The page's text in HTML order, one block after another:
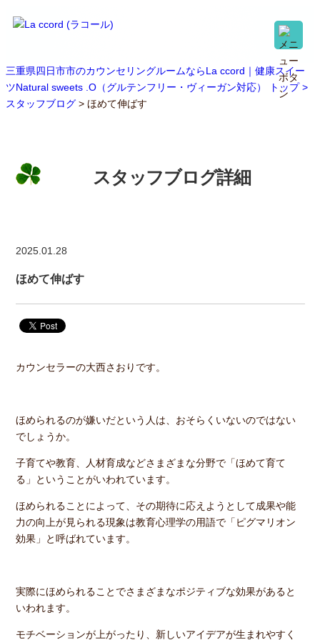
三重県四日市市のカウンセリングルームならLa ccord｜健康スイー
ツNatural sweets .O（グルテンフリー・ヴィーガン対応） トップ >
スタッフブログ > ほめて伸ばす
スタッフブログ詳細
2025.01.28
ほめて伸ばす
カウンセラーの大西さおりです。
ほめられるのが嫌いだという人は、おそらくいないのではない
でしょうか。
子育てや教育、人材育成などさまざまな分野で「ほめて育て
る」ということがいわれています。
ほめられることによって、その期待に応えようとして成果や能
力の向上が見られる現象は教育心理学の用語で「ピグマリオン
効果」と呼ばれています。
実際にほめられることでさまざまなポジティブな効果があると
いわれます。
モチベーションが上がったり、新しいアイデアが生まれやすく